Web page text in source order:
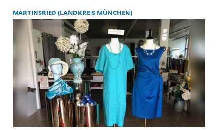
„schick & schee” gespendet zu werden. Erst kürzlich
brachten die Vorstandsmitglieder des Netzwerks,
Dominik Diekemper und Christian Ganslmeier, eine
beachtliche Anzahl von Kisten in der Otto-Wagner-
Straße 20 vorbei, über die sich Michael Wagner,
Geschäftsführer des „schick & schee” und
Sozialdienst-Vorstand, sehr freute.
MARTINSRIED (LANDKREIS MÜNCHEN)